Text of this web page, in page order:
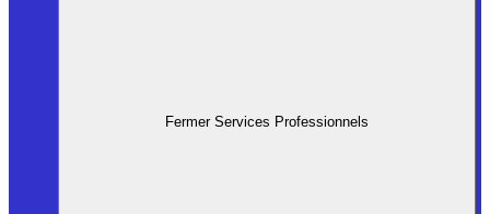
Fermer Services Professionnels